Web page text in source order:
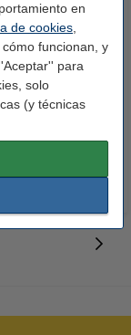
en
de cookies
funcionan, y
para
solo
(y técnicas
Alcalinas Xtreme
LR06 - MN1500 - 24
unidades